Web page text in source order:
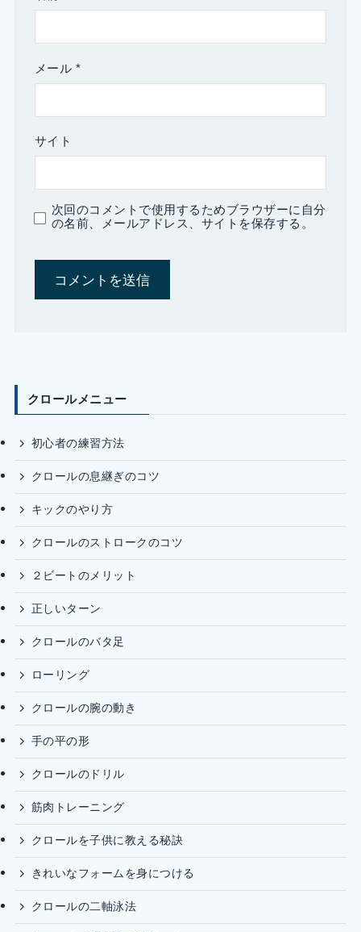
メール *
サイト
次回のコメントで使用するためブラウザーに自分
の名前、メールアドレス、サイトを保存する。
クロールメニュー
初心者の練習方法
クロールの息継ぎのコツ
キックのやり方
クロールのストロークのコツ
２ビートのメリット
正しいターン
クロールのバタ足
ローリング
クロールの腕の動き
手の平の形
クロールのドリル
筋肉トレーニング
クロールを子供に教える秘訣
きれいなフォームを身につける
クロールの二軸泳法